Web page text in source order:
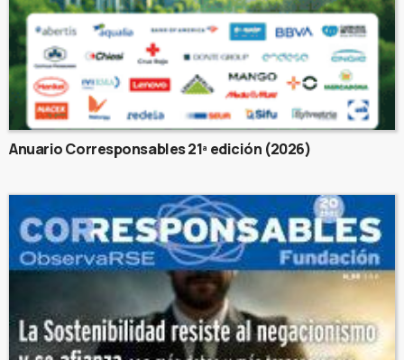
Anuario Corresponsables 21ª edición (2026)